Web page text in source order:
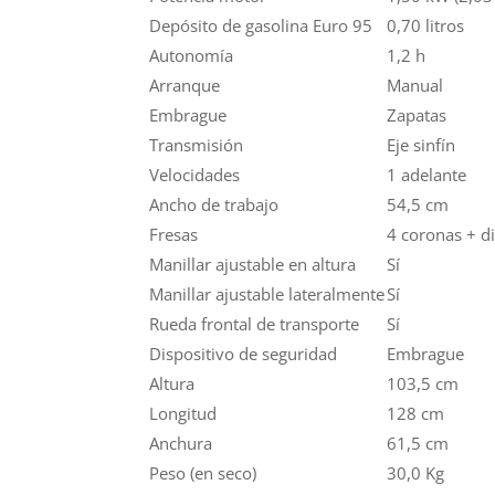
Depósito de gasolina Euro 95
0,70 litros
Autonomía
1,2 h
Arranque
Manual
Embrague
Zapatas
Transmisión
Eje sinfín
Velocidades
1 adelante
Ancho de trabajo
54,5 cm
Fresas
4 coronas +
Manillar ajustable en altura
Sí
Manillar ajustable lateralmenteSí
Rueda frontal de transporte
Sí
Dispositivo de seguridad
Embrague
Altura
103,5 cm
Longitud
128 cm
Anchura
61,5 cm
Peso (en seco)
30,0 Kg